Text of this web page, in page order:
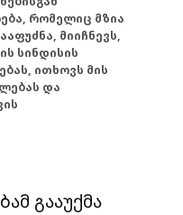
რომელიც მზია
მიიჩნევს,
სინდისის
ითხოვს მის
და
გააუქმა